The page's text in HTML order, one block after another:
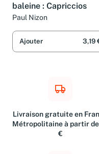
baleine : Capriccios
Paul Nizon
Ajouter 3,19
Livraison gratuite en
Métropolitaine à partir de
€